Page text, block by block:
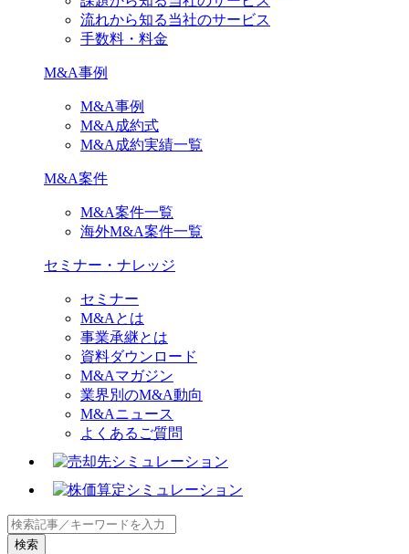
流れから知る当社のサービス
手数料・料金
M&A事例
M&A事例
M&A成約式
M&A成約実績一覧
M&A案件
M&A案件一覧
海外M&A案件一覧
セミナー・ナレッジ
セミナー
M&Aとは
事業承継とは
資料ダウンロード
M&Aマガジン
業界別のM&A動向
M&Aニュース
よくあるご質問